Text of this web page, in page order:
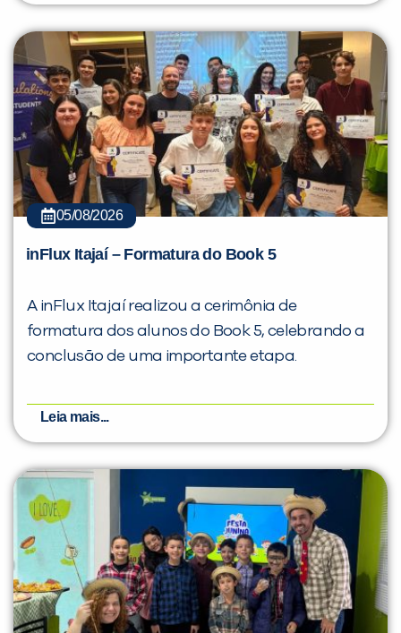
05/08/2026
inFlux Itajaí – Formatura do Book 5
A inFlux Itajaí realizou a cerimônia de
formatura dos alunos do Book 5, celebrando a
conclusão de uma importante etapa.
Leia mais...